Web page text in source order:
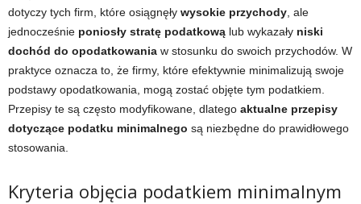
dotyczy tych firm, które osiągnęły wysokie przychody , ale
jednocześnie poniosły stratę podatkową lub wykazały niski
dochód do opodatkowania w stosunku do swoich przychodów. W
praktyce oznacza to, że firmy, które efektywnie minimalizują swoje
podstawy opodatkowania, mogą zostać objęte tym podatkiem.
Przepisy te są często modyfikowane, dlatego aktualne przepisy
dotyczące podatku minimalnego są niezbędne do prawidłowego
stosowania.
Kryteria objęcia podatkiem minimalnym